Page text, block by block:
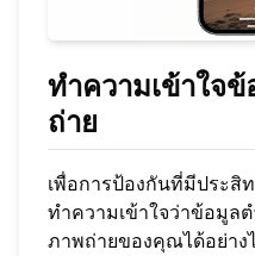
ทำความเข้าใจ
ถ่าย
เพื่อการป้องกันที่มีประสิ
ทำความเข้าใจว่าข้อมูล
ภาพถ่ายของคุณได้อย่าง